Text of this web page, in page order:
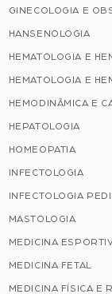
GINECOLOGIA E
HANSENOLOGIA
HEMATOLOGIA E
HEMATOLOGIA E
HEMODINÂMICA E
HEPATOLOGIA
HOMEOPATIA
INFECTOLOGIA
INFECTOLOGIA
MASTOLOGIA
MEDICINA
MEDICINA FETAL
MEDICINA FÍSICA E